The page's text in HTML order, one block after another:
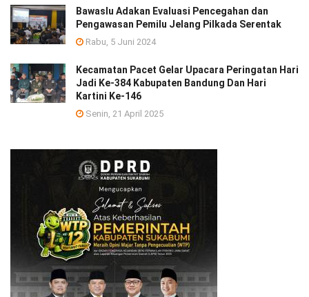
Bawaslu Adakan Evaluasi Pencegahan dan
Pengawasan Pemilu Jelang Pilkada Serentak
Rabu, 5 Juni 2024
Kecamatan Pacet Gelar Upacara Peringatan Hari
Jadi Ke-384 Kabupaten Bandung Dan Hari
Kartini Ke-146
Senin, 21 April 2025